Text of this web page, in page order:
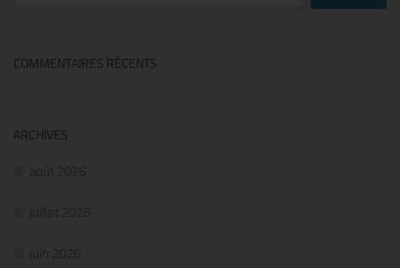
COMMENTAIRES RÉCENTS
ARCHIVES
août 2026
juillet 2026
juin 2026